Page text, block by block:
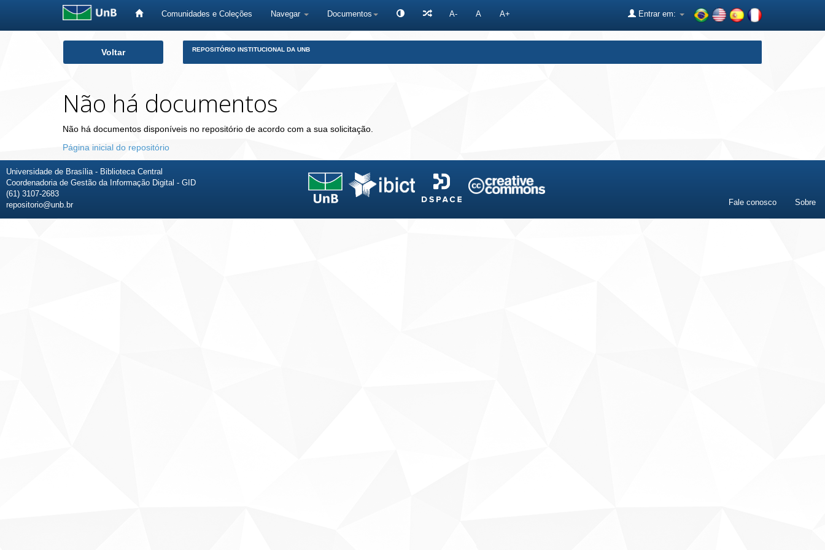
Comunidades e Coleções Navegar Documentos A- A A+ Entrar em:
Voltar REPOSITÓRIO INSTITUCIONAL DA UNB
Não há documentos
Não há documentos disponíveis no repositório de acordo com a sua solicitação.
Página inicial do repositório
Universidade de Brasília - Biblioteca Central
Coordenadoria de Gestão da Informação Digital - GID
(61) 3107-2683
repositorio@unb.br
Fale conosco Sobre